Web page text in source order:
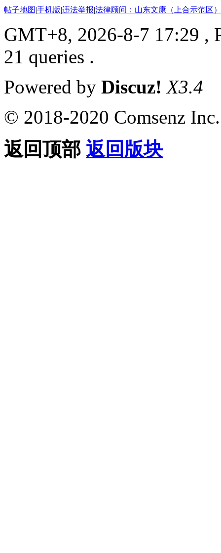
帖子地图|手机版|违法举报|法律顾问：山东文康（上合示范区
GMT+8, 2026-8-7 17:29 ,
21 queries .
Powered by Discuz! X3.4
© 2018-2020 Comsenz Inc.
返回顶部 返回版块